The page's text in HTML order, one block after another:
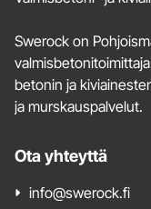
Swerock on
betonin ja
ja murskauspalvelut.
Ota yhteyttä
info@swerock.fi